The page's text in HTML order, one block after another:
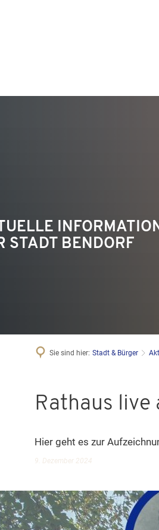
STADT BENDORF
Sie sind hier: Stadt & Bürger
Rathaus live
Hier geht es zur
9. Dezember 2024